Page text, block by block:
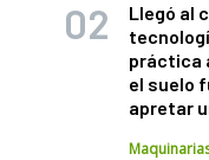
Llegó al
práctica
el suelo
apretar